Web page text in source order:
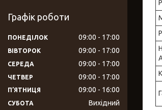
Графік роботи
ПОНЕДІЛОК 09:00 17:00
ВІВТОРОК 09:00 17:00
СЕРЕДА 09:00 17:00
ЧЕТВЕР 09:00 17:00
ПʼЯТНИЦЯ 09:00 16:00
СУБОТА Вихідний